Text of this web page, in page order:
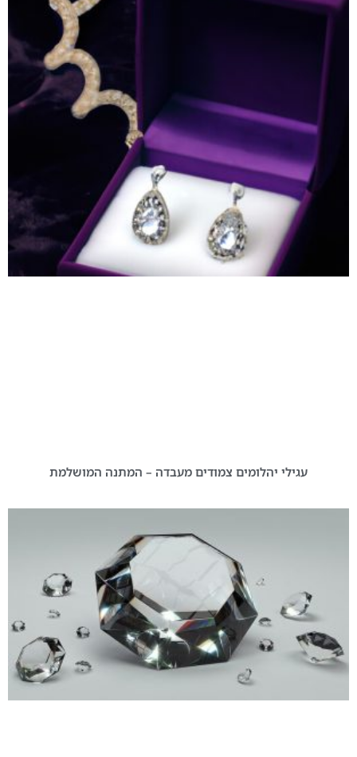
עגילי יהלומים צמודים מעבדה – המתנה המושלמת